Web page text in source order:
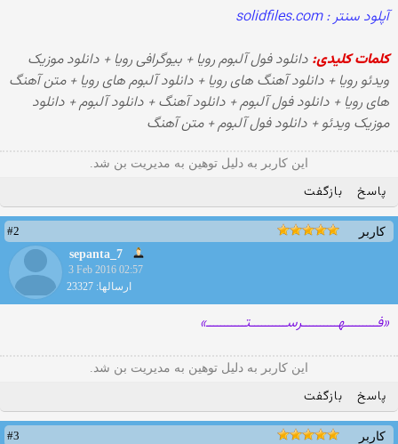
آپلود سنتر : solidfiles.com
کلمات کلیدی: دانلود فول آلبوم رویا + بیوگرافی رویا + دانلود موزیک
ویدئو رویا + دانلود آهنگ های رویا + دانلود آلبوم های رویا + متن آهنگ
های رویا + دانلود فول آلبوم + دانلود آهنگ + دانلود آلبوم + دانلود
موزیک ویدئو + دانلود فول آلبوم + متن آهنگ
این کاربر به دلیل توهین به مدیریت بن شد.
پاسخ بازگفت
کاربر
#2
sepanta_7
3 Feb 2016 02:57
ارسالها: 23327
«فـــــــــهــــــــــرســــــــــتـــــــــــ»
این کاربر به دلیل توهین به مدیریت بن شد.
پاسخ بازگفت
کاربر
#3